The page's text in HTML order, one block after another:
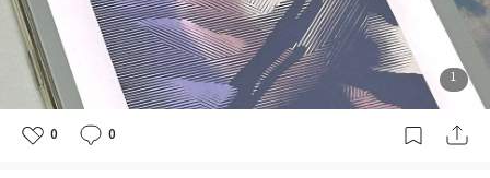
8이 동일한 사람이냐는 질문에는 해답이 없다. 다만 주인공 미키7은
사색하느라 독자를 지루하게 만드는 대신 행동하고 저항하며 계속
하여 장면을 전환한다. 미키7과 미키8이 동시에 존재한다는 사실,
다시 말해 그가 중복해서 복제되었다는 사실은 비밀이어야 한다. 돔
에서 같이 생활하는 다른 승무원들은 그를 영혼 없는 괴물이거나 영
와
인
류
의
디
아
스
1
0 0